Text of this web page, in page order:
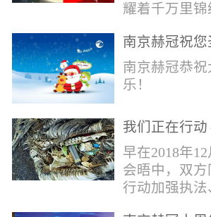
耀着千万里
女。在这美好
献上最真诚的
辈，世代自强
南京赫冠祝您
南京赫冠恭
乐！
我们正在行
污染正在侵蚀
早在2018年
会晤中，双
行动加强执